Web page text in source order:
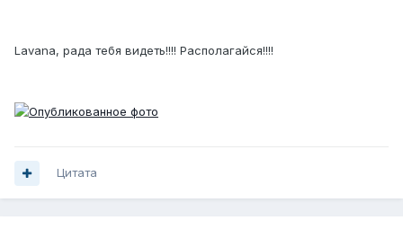
Lavana, рада тебя видеть!!!! Располагайся!!!!
Цитата